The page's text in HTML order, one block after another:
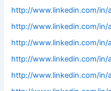
http://www.linkedin.com/in/
http://www.linkedin.com/
http://www.linkedin.com/in/
http://www.linkedin.com/in/
http://www.linkedin.com/in/